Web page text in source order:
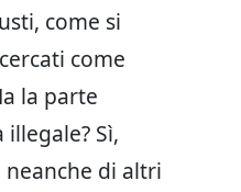
come si
come
la parte
Sì,
neanche di altri